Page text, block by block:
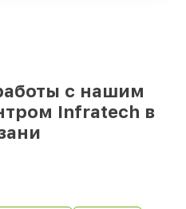
с нашим
Infratech в